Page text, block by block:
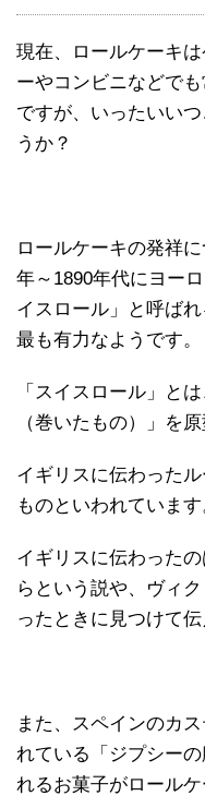
現在、ロールケーキ
ーやコンビニなどで
ですが、いったいい
うか？
ロールケーキの発祥
年～1890年代にヨー
イスロール」と呼ば
最も有力なようです。
「スイスロール」と
（巻いたもの）」を
イギリスに伝わった
ものといわれています
イギリスに伝わった
らという説や、ヴィ
ったときに見つけて
また、スペインのカ
れている「ジプシー
れるお菓子がロール